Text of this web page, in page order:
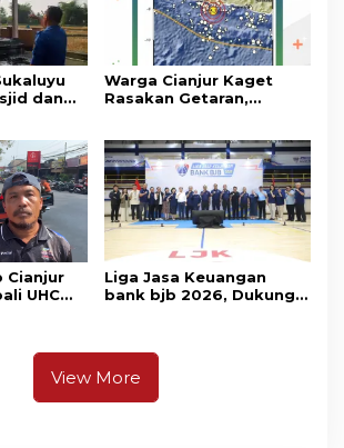
dan
Warga Cianjur Kaget
Rasakan Getaran,
Pangandaran
Cianjur
UHC
Liga Jasa Keuangan
bank bjb 2026, Dukung
View More